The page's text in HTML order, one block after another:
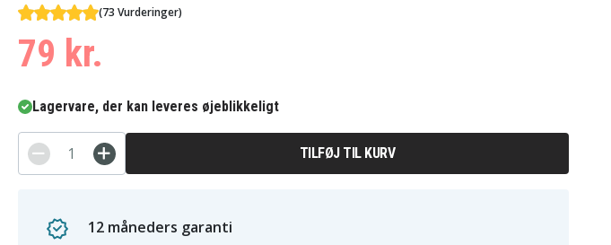
(73 Vurderinger)
79 kr.
Lagervare, der kan leveres øjeblikkeligt
TILFØJ TIL KURV
12 måneders garanti